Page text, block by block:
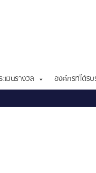
เมินรางวัล องค์กรที่ได้รั